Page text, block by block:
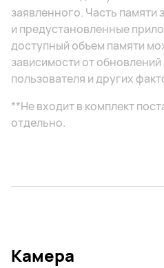
заявленного. Часть памяти
и предустановленные
доступный объем памяти
зависимости от
пользователя и других
**Не входит в комплект
отдельно.
Камера